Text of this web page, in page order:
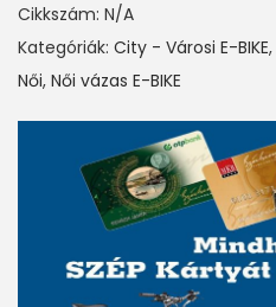
v
r
o
n
g
Cikkszám: N/A
Kategóriák: City - Városi E-BIKE,
Női, Női vázas E-BIKE